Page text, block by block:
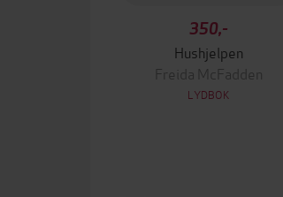
350,-
Hushjelpen
Freida McFadden
LYDBOK